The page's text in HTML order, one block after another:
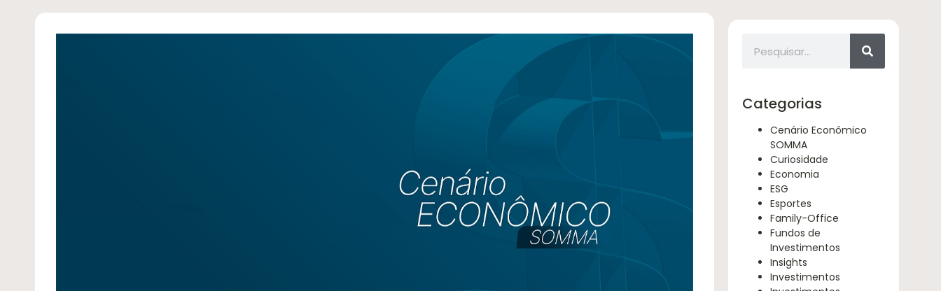
Categorias
Cenário Econômico
SOMMA
Curiosidade
Economia
ESG
Esportes
Family-Office
Fundos de
Investimentos
Insights
Investimentos